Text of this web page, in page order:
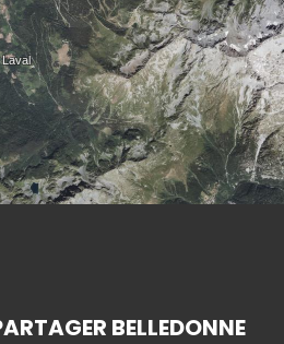
BELLEDONNE